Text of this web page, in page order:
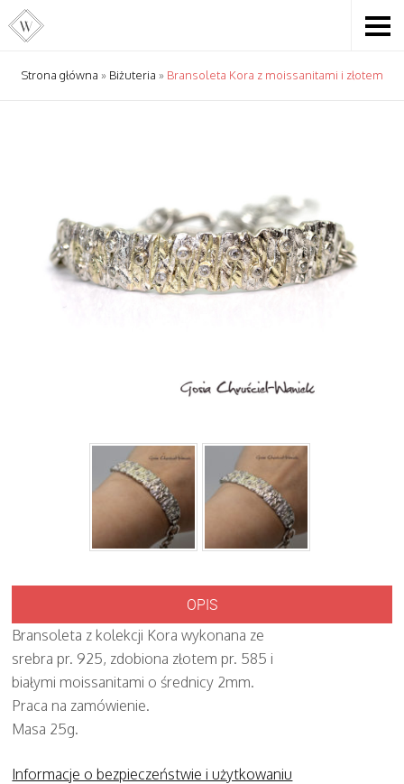
Strona główna » Biżuteria » Bransoleta Kora z moissanitami i złotem
OPIS
Bransoleta z kolekcji Kora wykonana ze
srebra pr. 925, zdobiona złotem pr. 585 i
białymi moissanitami o średnicy 2mm.
Praca na zamówienie.
Masa 25g.
Informacje o bezpieczeństwie i użytkowaniu